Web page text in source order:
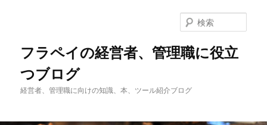
移
動
フラペイの経営者、管理職に役立
つブログ
経営者、管理職に向けの知識、本、ツール紹介ブログ
索